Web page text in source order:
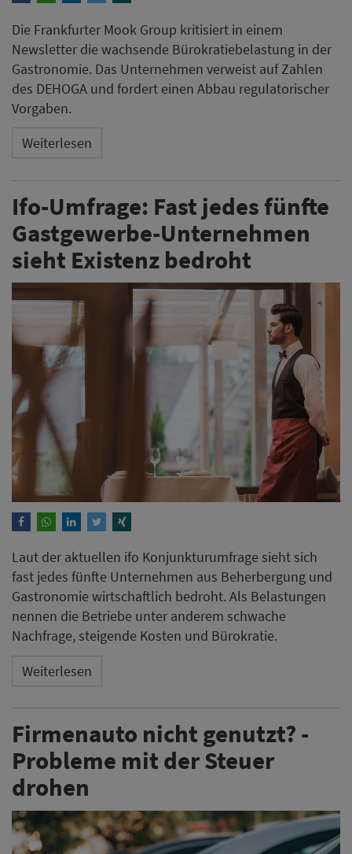
Die Frankfurter Mook Group kritisiert in einem
Newsletter die wachsende Bürokratiebelastung in der
Gastronomie. Das Unternehmen verweist auf Zahlen
des DEHOGA und fordert einen Abbau regulatorischer
Vorgaben.
Weiterlesen
Ifo-Umfrage: Fast jedes fünfte
Gastgewerbe-Unternehmen
sieht Existenz bedroht
Laut der aktuellen ifo Konjunkturumfrage sieht sich
fast jedes fünfte Unternehmen aus Beherbergung und
Gastronomie wirtschaftlich bedroht. Als Belastungen
nennen die Betriebe unter anderem schwache
Nachfrage, steigende Kosten und Bürokratie.
Weiterlesen
Firmenauto nicht genutzt? -
Probleme mit der Steuer
drohen